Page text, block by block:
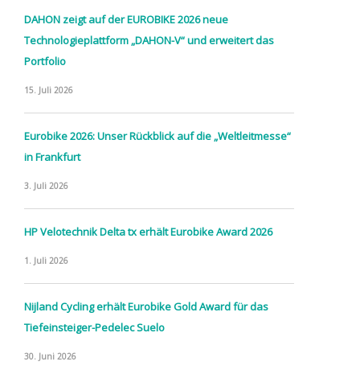
DAHON zeigt auf der EUROBIKE 2026 neue
Technologieplattform „DAHON-V“ und erweitert das
Portfolio
15. Juli 2026
Eurobike 2026: Unser Rückblick auf die „Weltleitmesse“
in Frankfurt
3. Juli 2026
HP Velotechnik Delta tx erhält Eurobike Award 2026
1. Juli 2026
Nijland Cycling erhält Eurobike Gold Award für das
Tiefeinsteiger-Pedelec Suelo
30. Juni 2026